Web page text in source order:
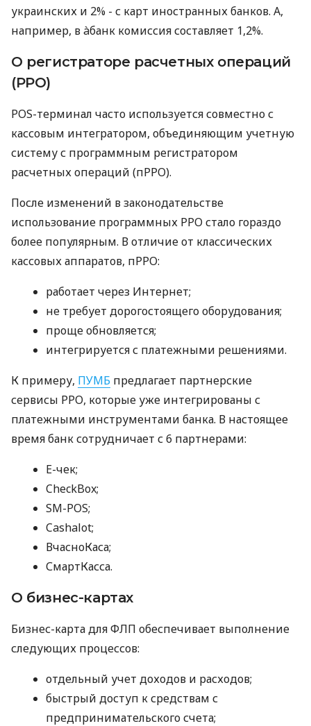
украинских и 2% - с карт иностранных банков. А,
например, в àбанк комиссия составляет 1,2%.
О регистраторе расчетных операций
(РРО)
POS-терминал часто используется совместно с
кассовым интегратором, объединяющим учетную
систему с программным регистратором
расчетных операций (пРРО).
После изменений в законодательстве
использование программных РРО стало гораздо
более популярным. В отличие от классических
кассовых аппаратов, пРРО:
работает через Интернет;
не требует дорогостоящего оборудования;
проще обновляется;
интегрируется с платежными решениями.
К примеру, ПУМБ предлагает партнерские
сервисы РРО, которые уже интегрированы с
платежными инструментами банка. В настоящее
время банк сотрудничает с 6 партнерами:
E-чек;
CheckBox;
SM-POS;
Cashalot;
ВчасноКаса;
СмартКасса.
О бизнес-картах
Бизнес-карта для ФЛП обеспечивает выполнение
следующих процессов:
отдельный учет доходов и расходов;
быстрый доступ к средствам с
предпринимательского счета;